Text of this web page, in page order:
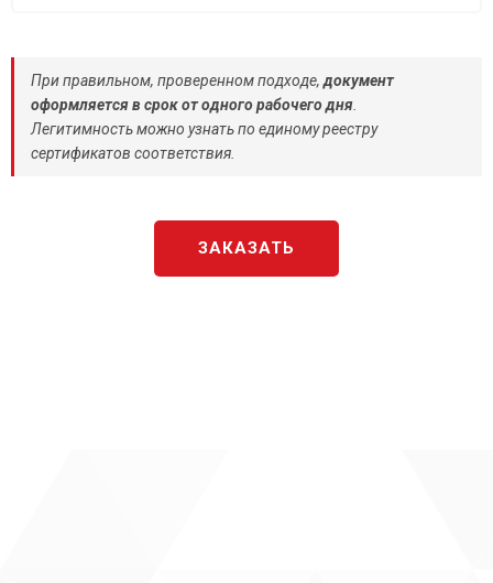
При правильном, проверенном подходе,документ
оформляется в срок от одного рабочего дня
Легитимность можно узнать по единому реестру
сертификатов соответствия.
ЗАКАЗАТЬ